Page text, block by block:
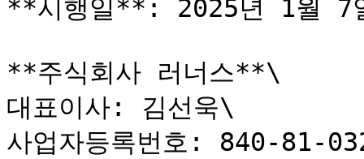
**시행일**: 2025년 1월 7
**주식회사 러너스**\
대표이사: 김선욱\
사업자등록번호: 840-81-